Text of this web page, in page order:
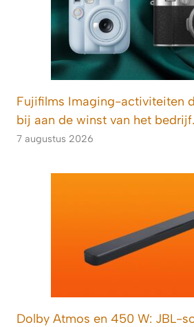
Fujifilms Imaging-activiteiten
bij aan de winst van het bedrijf.
7 augustus 2026
Dolby Atmos en 450 W: JBL-